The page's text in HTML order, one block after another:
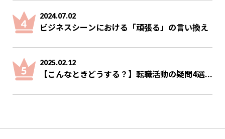
2024.07.02
ビジネスシーンにおける「頑張る」の言い換え
2025.02.12
【こんなときどうする？】転職活動の疑問4選...